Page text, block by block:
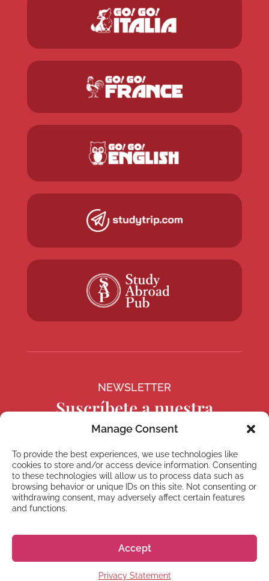
Manage Consent
To provide the best experiences, we use technologies like
cookies to store and/or access device information. Consenting
to these technologies will allow us to process data such as
browsing behavior or unique IDs on this site. Not consenting or
withdrawing consent, may adversely affect certain features
and functions.
Accept
Privacy Statement
NEWSLETTER
Suscríbete a nuestra
newsletter
Suscríbete
© 2026 株式会社GoGo World